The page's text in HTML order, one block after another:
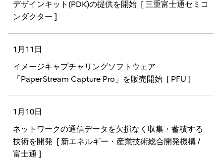
デザインキット(PDK)の提供を開始
[ 三重富士通セミコ
ンダクター ]
1月11日
イメージキャプチャリングソフトウェア
「PaperStream Capture Pro」を販売開始
[ PFU ]
1月10日
ネットワークの通信データを欠損なく収集・蓄積する
技術を開発
[ 新エネルギー・産業技術総合開発機構 /
富士通 ]